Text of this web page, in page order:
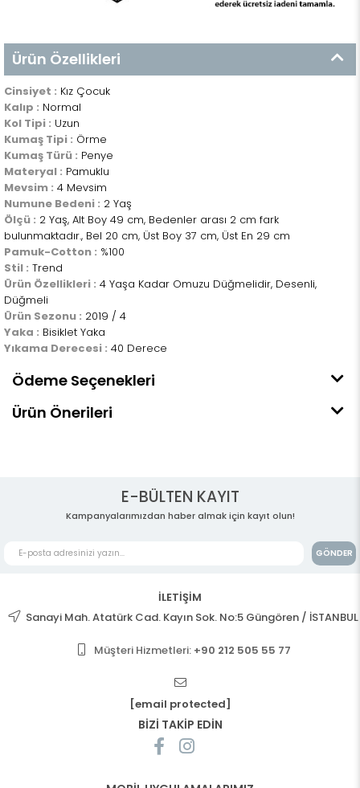
Ürün Özellikleri
Cinsiyet : Kız Çocuk
Kalıp : Normal
Kol Tipi : Uzun
Kumaş Tipi : Örme
Kumaş Türü : Penye
Materyal : Pamuklu
Mevsim : 4 Mevsim
Numune Bedeni : 2 Yaş
Ölçü : 2 Yaş, Alt Boy 49 cm, Bedenler arası 2 cm fark
bulunmaktadır., Bel 20 cm, Üst Boy 37 cm, Üst En 29 cm
Pamuk-Cotton : %100
Stil : Trend
Ürün Özellikleri : 4 Yaşa Kadar Omuzu Düğmelidir, Desenli,
Düğmeli
Ürün Sezonu : 2019 / 4
Yaka : Bisiklet Yaka
Yıkama Derecesi : 40 Derece
Ödeme Seçenekleri
Ürün Önerileri
E-BÜLTEN KAYIT
Kampanyalarımızdan haber almak için kayıt olun!
GÖNDER
İLETİŞİM
Sanayi Mah. Atatürk Cad. Kayın Sok. No:5 Güngören / İSTANBUL
Müşteri Hizmetleri: +90 212 505 55 77
[email protected]
BİZİ TAKİP EDİN